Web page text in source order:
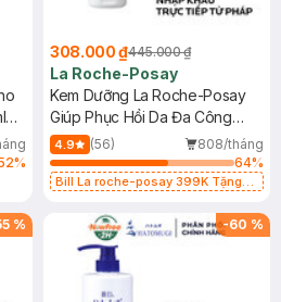
%
308.000 ₫445.000 ₫
La Roche-Posay
Kem Dưỡng La Roche-Posay
Giúp Phục Hồi Da Đa Công
Dụng 40ml
4.9 (56)
808/tháng
64%
Bill La roche-posay 399K Tặng
(SL có hạn)
% -60 %